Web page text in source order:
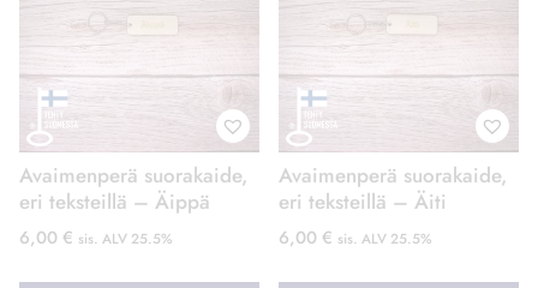
Avaimenperä suorakaide,
eri teksteillä – Äippä
6,00 € sis. ALV 25.5%
Avaimenperä suorakaide,
eri teksteillä – Äiti
6,00 € sis. ALV 25.5%